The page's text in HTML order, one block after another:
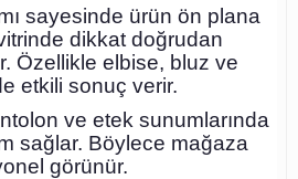
sayesinde ürün ön plana
dikkat doğrudan
Özellikle elbise, bluz ve
etkili sonuç verir.
ve etek sunumlarında
sağlar. Böylece mağaza
görünür.